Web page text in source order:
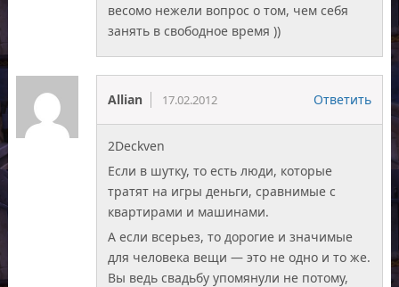
весомо нежели вопрос о том, чем себя
занять в свободное время ))
Allian 17.02.2012 Ответить
2Deckven
Если в шутку, то есть люди, которые
тратят на игры деньги, сравнимые с
квартирами и машинами.
А если всерьез, то дорогие и значимые
для человека вещи — это не одно и то же.
Вы ведь свадьбу упомянули не потому,